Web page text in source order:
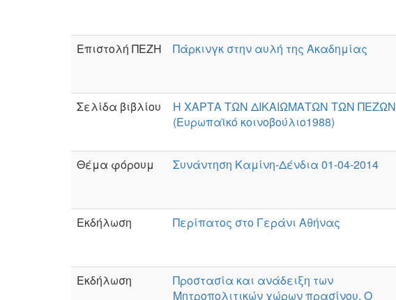
Επιστολή ΠΕΖΗ
Πάρκινγκ στην αυλή της Ακαδημίας
Σελίδα βιβλίου
Η ΧΑΡΤΑ ΤΩΝ ΔΙΚΑΙΩΜΑΤΩΝ ΤΩΝ ΠΕΖΩΝ
(Ευρωπαϊκό κοινοβούλιο1988)
Θέμα φόρουμ
Συνάντηση Καμίνη-Δένδια 01-04-2014
Εκδήλωση
Περίπατος στο Γεράνι Αθήνας
Εκδήλωση
Προστασία και ανάδειξη των
Μητροπολιτικών χώρων πρασίνου. Ο